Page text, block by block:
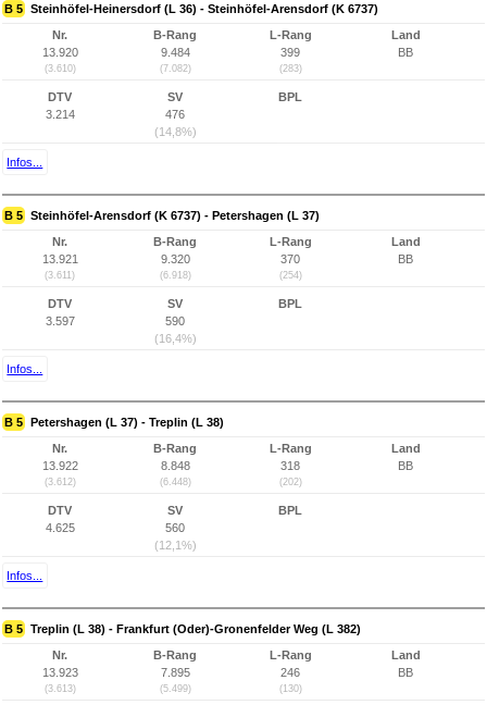
B 5 Steinhöfel-Heinersdorf (L 36) - Steinhöfel-Arensdorf (K 6737)
Nr.
13.920
(3.610)
B-Rang
9.484
(7.082)
L-Rang
399
(283)
Land
BB
DTV
3.214
SV
476
(14,8%)
BPL
Infos...
B 5 Steinhöfel-Arensdorf (K 6737) - Petershagen (L 37)
Nr.
13.921
(3.611)
B-Rang
9.320
(6.918)
L-Rang
370
(254)
Land
BB
DTV
3.597
SV
590
(16,4%)
BPL
Infos...
B 5 Petershagen (L 37) - Treplin (L 38)
Nr.
13.922
(3.612)
B-Rang
8.848
(6.448)
L-Rang
318
(202)
Land
BB
DTV
4.625
SV
560
(12,1%)
BPL
Infos...
B 5 Treplin (L 38) - Frankfurt (Oder)-Gronenfelder Weg (L 382)
Nr.
13.923
(3.613)
B-Rang
7.895
(5.499)
L-Rang
246
(130)
Land
BB